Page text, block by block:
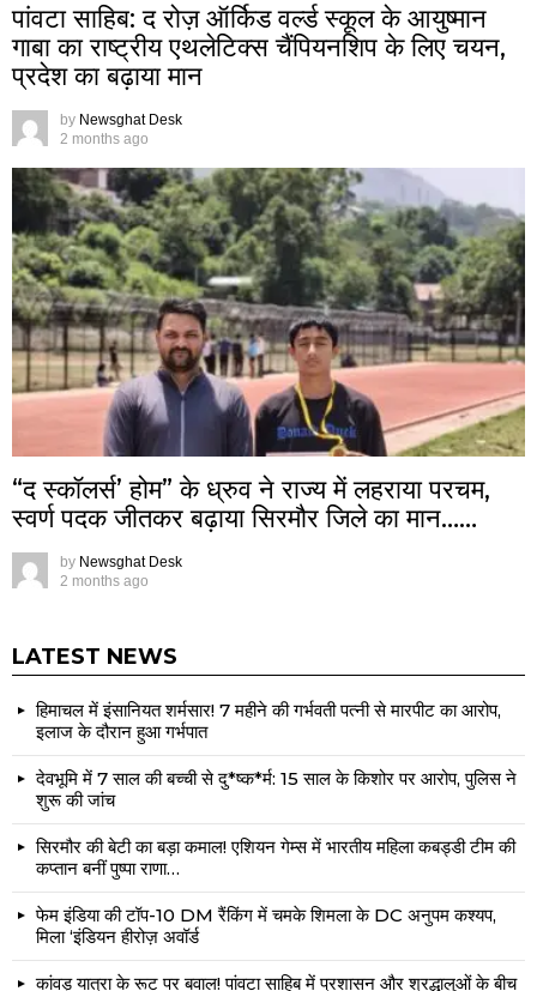
पांवटा साहिब: द रोज़ ऑर्किड वर्ल्ड स्कूल के आयुष्मान
गाबा का राष्ट्रीय एथलेटिक्स चैंपियनशिप के लिए चयन,
प्रदेश का बढ़ाया मान
by Newsghat Desk
2 months ago
“द स्कॉलर्स’ होम” के ध्रुव ने राज्य में लहराया परचम,
स्वर्ण पदक जीतकर बढ़ाया सिरमौर जिले का मान……
by Newsghat Desk
2 months ago
LATEST NEWS
हिमाचल में इंसानियत शर्मसार! 7 महीने की गर्भवती पत्नी से मारपीट का आरोप,
इलाज के दौरान हुआ गर्भपात
देवभूमि में 7 साल की बच्ची से दु*ष्क*र्म: 15 साल के किशोर पर आरोप, पुलिस ने
शुरू की जांच
सिरमौर की बेटी का बड़ा कमाल! एशियन गेम्स में भारतीय महिला कबड्डी टीम की
कप्तान बनीं पुष्पा राणा…
फेम इंडिया की टॉप-10 DM रैंकिंग में चमके शिमला के DC अनुपम कश्यप,
मिला ‘इंडियन हीरोज़ अवॉर्ड
कांवड़ यात्रा के रूट पर बवाल! पांवटा साहिब में प्रशासन और श्रद्धालुओं के बीच